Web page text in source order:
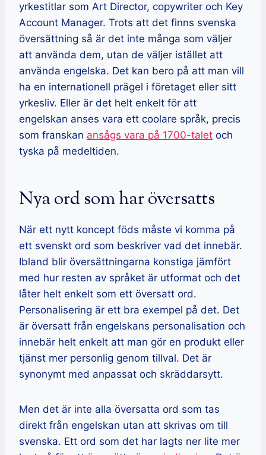
yrkestitlar som Art Director, copywriter och Key
Account Manager. Trots att det finns svenska
översättning så är det inte många som väljer
att använda dem, utan de väljer istället att
använda engelska. Det kan bero på att man vill
ha en internationell prägel i företaget eller sitt
yrkesliv. Eller är det helt enkelt för att
engelskan anses vara ett coolare språk, precis
som franskan ansågs vara på 1700-talet och
tyska på medeltiden.
Nya ord som har översatts
När ett nytt koncept föds måste vi komma på
ett svenskt ord som beskriver vad det innebär.
Ibland blir översättningarna konstiga jämfört
med hur resten av språket är utformat och det
låter helt enkelt som ett översatt ord.
Personalisering är ett bra exempel på det. Det
är översatt från engelskans personalisation och
innebär helt enkelt att man gör en produkt eller
tjänst mer personlig genom tillval. Det är
synonymt med anpassat och skräddarsytt.
Men det är inte alla översatta ord som tas
direkt från engelskan utan att skrivas om till
svenska. Ett ord som det har lagts ner lite mer